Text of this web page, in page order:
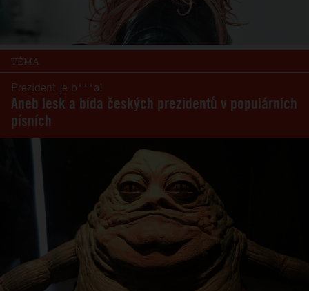
TÉMA
Prezident je b***a!
Aneb lesk a bída českých prezidentů v populárních
písních